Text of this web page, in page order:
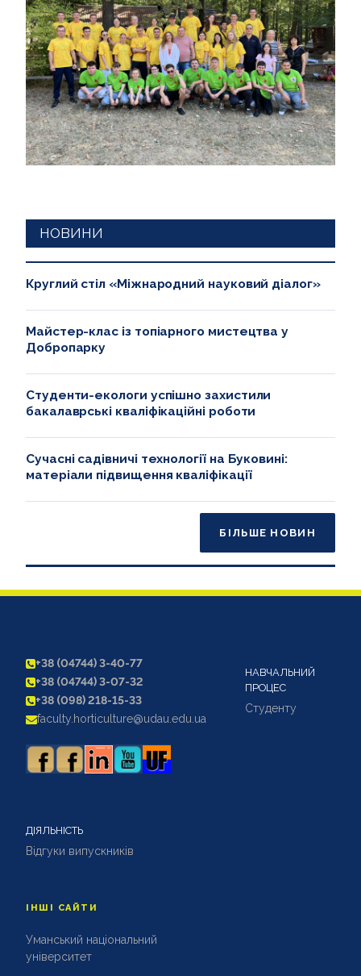
НОВИНИ
Круглий стіл «Міжнародний науковий діалог»
Майстер-клас із топіарного мистецтва у
Добропарку
Студенти-екологи успішно захистили
бакалаврські кваліфікаційні роботи
Сучасні садівничі технології на Буковині:
матеріали підвищення кваліфікації
БІЛЬШЕ НОВИН
+38 (04744) 3-40-77
+38 (04744) 3-07-32
+38 (098) 218-15-33
faculty.horticulture@udau.edu.ua
НАВЧАЛЬНИЙ
ПРОЦЕС
Студенту
ДІЯЛЬНІСТЬ
Відгуки випускників
ІНШІ САЙТИ
Уманський національний
університет